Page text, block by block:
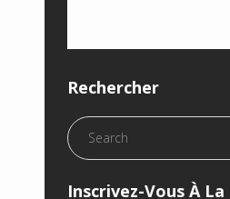
Rechercher
Inscrivez-Vous À